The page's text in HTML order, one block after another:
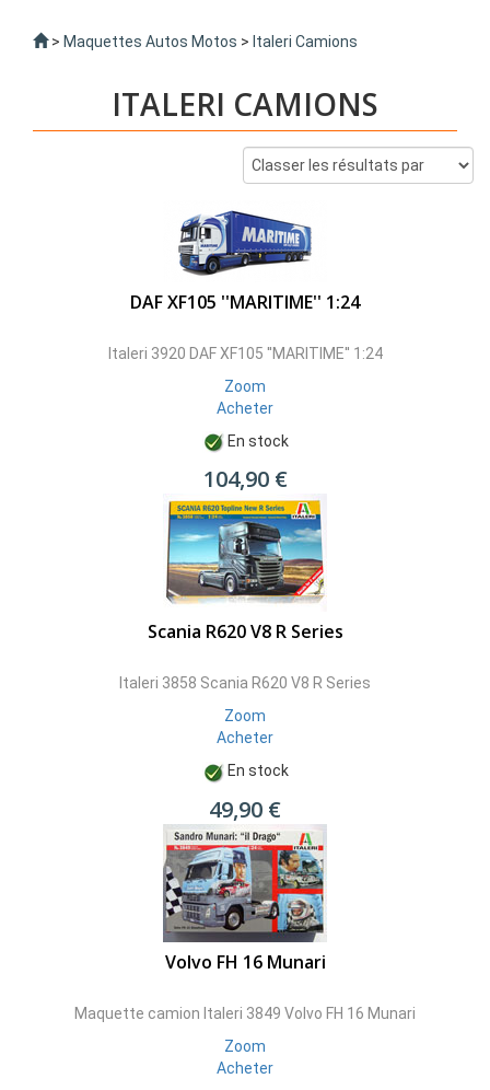
> Maquettes Autos Motos > Italeri Camions
ITALERI CAMIONS
DAF XF105 ''MARITIME'' 1:24
Italeri 3920 DAF XF105 ''MARITIME'' 1:24
Zoom
Acheter
En stock
104,90 €
Scania R620 V8 R Series
Italeri 3858 Scania R620 V8 R Series
Zoom
Acheter
En stock
49,90 €
Volvo FH 16 Munari
Maquette camion Italeri 3849 Volvo FH 16 Munari
Zoom
Acheter